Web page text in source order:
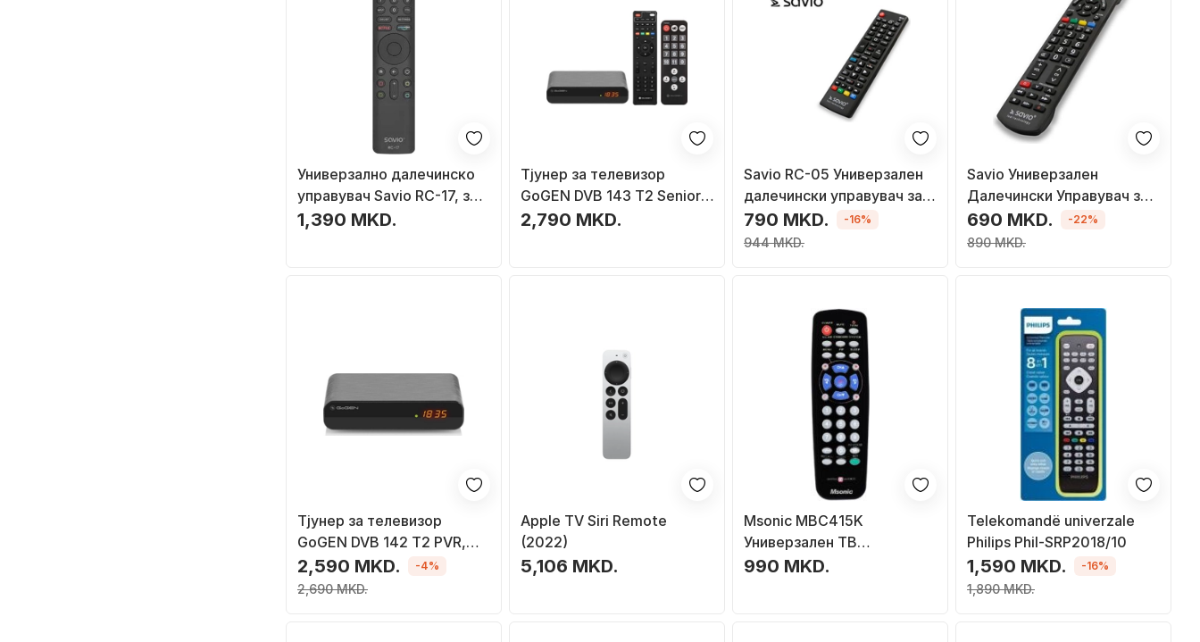
Универзално далечинско
управувач Savio RC-17, за
Xiaomi Smart TV, IR и
1,390 MKD.
Tјунер за телевизор
GoGEN DVB 143 T2 Senior,
DVB T2, функција за
2,790 MKD.
Savio RC-05 Универзален
далечински управувач за
LG ТВ
790 MKD.
944 MKD.
-16%
Savio Универзален
Далечински Управувач за
Panasonic TV, RC-06
690 MKD.
890 MKD.
-22%
Tјунер за телевизор
GoGEN DVB 142 T2 PVR,
DVB T2, PVR, црн
2,590 MKD.
2,690 MKD.
-4%
Apple TV Siri Remote
(2022)
5,106 MKD.
Msonic MBC415K
Универзален ТВ
Далечински Управувач
990 MKD.
Telekomandë univerzale
Philips Phil-SRP2018/10
1,590 MKD.
1,890 MKD.
-16%